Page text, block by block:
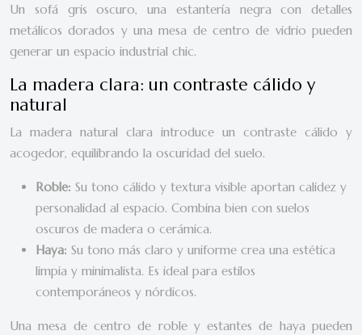
Un sofá gris oscuro, una estantería negra con detalles
metálicos dorados y una mesa de centro de vidrio pueden
generar un espacio industrial chic.
La madera clara: un contraste cálido y
natural
La madera natural clara introduce un contraste cálido y
acogedor, equilibrando la oscuridad del suelo.
Roble: Su tono cálido y textura visible aportan calidez y
personalidad al espacio. Combina bien con suelos
oscuros de madera o cerámica.
Haya: Su tono más claro y uniforme crea una estética
limpia y minimalista. Es ideal para estilos
contemporáneos y nórdicos.
Una mesa de centro de roble y estantes de haya pueden